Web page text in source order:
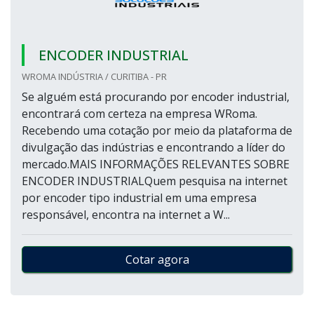
ENCODER INDUSTRIAL
WROMA INDÚSTRIA / CURITIBA - PR
Se alguém está procurando por encoder industrial,
encontrará com certeza na empresa WRoma.
Recebendo uma cotação por meio da plataforma de
divulgação das indústrias e encontrando a líder do
mercado.MAIS INFORMAÇÕES RELEVANTES SOBRE
ENCODER INDUSTRIALQuem pesquisa na internet
por encoder tipo industrial em uma empresa
responsável, encontra na internet a W...
Cotar agora